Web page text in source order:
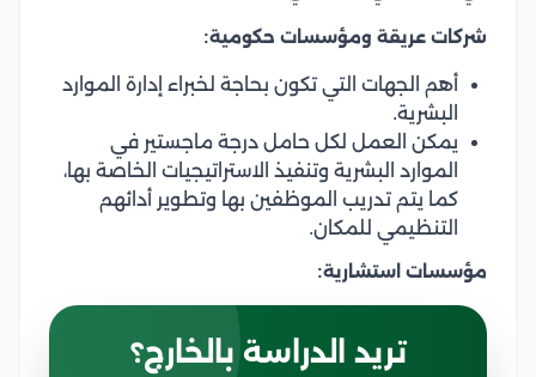
شركات عريقة ومؤسسات حكومية:
أهم الجهات التي تكون بحاجة لخبراء إدارة الموارد
البشرية.
يمكن العمل لكل حامل درجة ماجستير في
الموارد البشرية وتنفيذ الاستراتيجيات الخاصة بها،
كما يتم تدريب الموظفين بها وتطوير أدائهم
التنظيمي للمكان.
مؤسسات استشارية:
تريد الدراسة بالخارج؟